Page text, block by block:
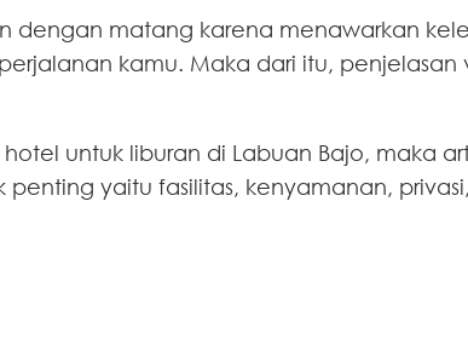
matang karena menawarkan
kamu. Maka dari itu, penjelasan
untuk liburan di Labuan Bajo, maka
yaitu fasilitas, kenyamanan,